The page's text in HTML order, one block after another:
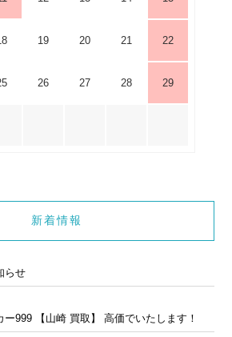
19 20 21 22
26 27 28 29
新着情報
らせ
ー999 【山崎 買取】 高価でいたします！